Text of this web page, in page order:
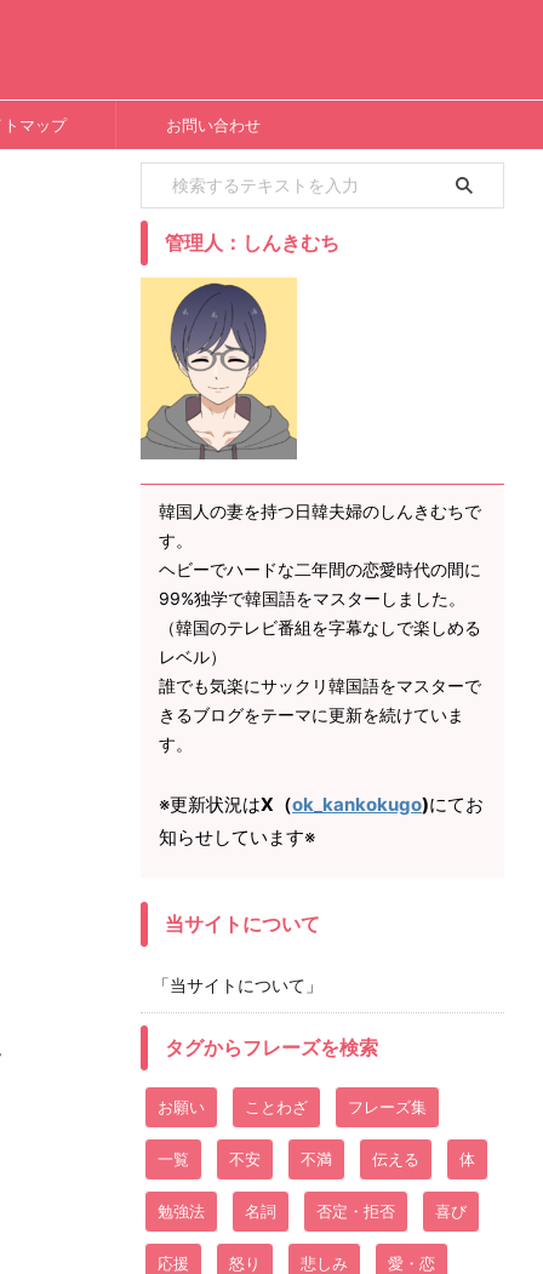
マップ お問い合わせ
管理人：しんきむち
韓国人の妻を持つ日韓夫婦のしんきむちで
す。
ヘビーでハードな二年間の恋愛時代の間に
99%独学で韓国語をマスターしました。
（韓国のテレビ番組を字幕なしで楽しめる
レベル）
誰でも気楽にサックリ韓国語をマスターで
きるブログをテーマに更新を続けていま
す。
※更新状況はX（ok_kankokugo)にてお
知らせしています※
当サイトについて
「当サイトについて」
タグからフレーズを検索
お願い ことわざ フレーズ集
一覧 不安 不満 伝える 体
勉強法 名詞 否定・拒否 喜び
応援 怒り 悲しみ 愛・恋